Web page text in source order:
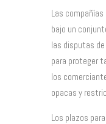
Las
bajo un
las disputas
para proteger
los
opacas y
Los plazos